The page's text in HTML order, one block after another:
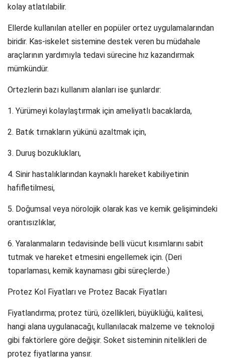
kolay atlatılabilir.
Ellerde kullanılan ateller en popüler ortez uygulamalarından
biridir. Kas-iskelet sistemine destek veren bu müdahale
araçlarının yardımıyla tedavi sürecine hız kazandırmak
mümkündür.
Ortezlerin bazı kullanım alanları ise şunlardır:
1. Yürümeyi kolaylaştırmak için ameliyatlı bacaklarda,
2. Batık tırnakların yükünü azaltmak için,
3. Duruş bozuklukları,
4. Sinir hastalıklarından kaynaklı hareket kabiliyetinin
hafifletilmesi,
5. Doğumsal veya nörolojik olarak kas ve kemik gelişimindeki
orantısızlıklar,
6. Yaralanmaların tedavisinde belli vücut kısımlarını sabit
tutmak ve hareket etmesini engellemek için. (Deri
toparlaması, kemik kaynaması gibi süreçlerde.)
Protez Kol Fiyatları ve Protez Bacak Fiyatları
Fiyatlandırma; protez türü, özellikleri, büyüklüğü, kalitesi,
hangi alana uygulanacağı, kullanılacak malzeme ve teknoloji
gibi faktörlere göre değişir. Soket sisteminin nitelikleri de
protez fiyatlarına yansır.